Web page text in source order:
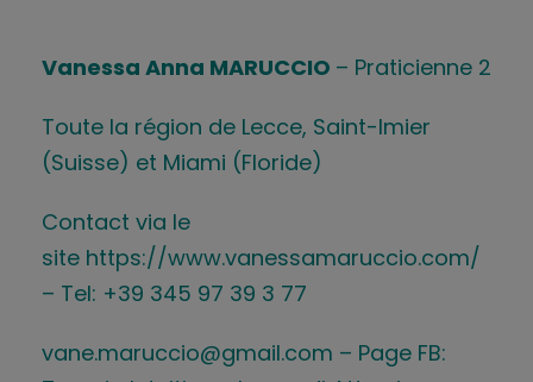
Vanessa Anna MARUCCIO – Praticienne 2
Toute la région de Lecce, Saint-Imier
(Suisse) et Miami (Floride)
Contact via le
site https://www.vanessamaruccio.com/
– Tel: +39 345 97 39 3 77
vane.maruccio@gmail.com – Page FB: